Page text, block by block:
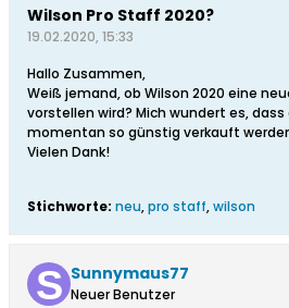
Wilson Pro Staff 2020?
19.02.2020, 15:33
Hallo Zusammen,
Weiß jemand, ob Wilson 2020 eine
vorstellen wird? Mich wundert es, dass
momentan so günstig verkauft
Vielen Dank!
Stichworte: neu,pro staff,wilson
Sunnymaus77
Neuer Benutzer